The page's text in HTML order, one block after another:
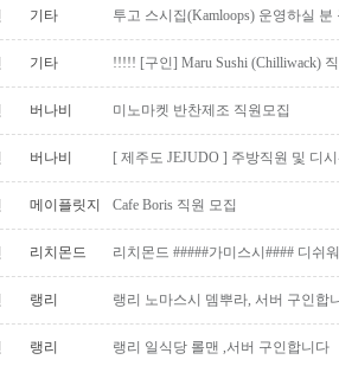
기타 투고 스시집(Kamloops) 운영하실
기타 !!!!! [구인] Maru Sushi (Chilliwack)
버나비 미노마켓 반찬제조 직원모집
버나비 [ 제주도 JEJUDO ] 주방직원 및 디
메이플릿지 Cafe Boris 직원 모집
리치몬드 리치몬드 #####가미스시#### 디쉬
랭리 랭리 노마스시 뎀뿌라, 서버 구인합
랭리 랭리 일식당 롤맨 ,서버 구인합니다